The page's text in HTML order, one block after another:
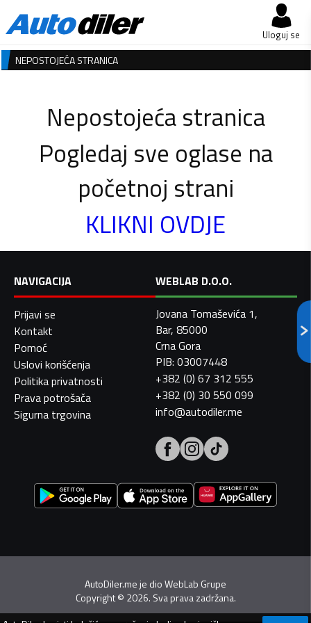
Uloguj se
NEPOSTOJEĆA STRANICA
Nepostojeća stranica
Pogledaj sve oglase na
početnoj strani
KLIKNI OVDJE
NAVIGACIJA
Prijavi se
Kontakt
Pomoć
Uslovi korišćenja
Politika privatnosti
Prava potrošača
Sigurna trgovina
WEBLAB D.O.O.
Jovana Tomaševića 1,
Bar, 85000
Crna Gora
PIB: 03007448
+382 (0) 67 312 555
+382 (0) 30 550 099
info@autodiler.me
AutoDiler.me je dioWebLab Grupe
Copyright© 2026. Sva prava zadržana.